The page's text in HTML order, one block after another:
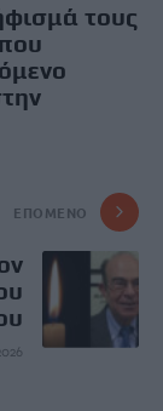
τους
ΕΠΌΜΕΝΟ